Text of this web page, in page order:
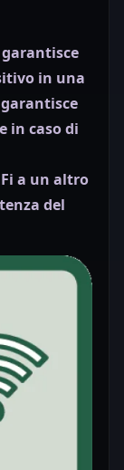
garantisce
in una
in caso di
a un altro
del